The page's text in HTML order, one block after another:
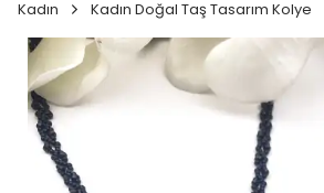
Kadın Kadın Doğal Taş Tasarım Kolye